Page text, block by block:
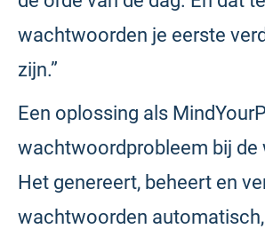
wachtwoorden je eerste
zijn.”
Een oplossing als
wachtwoordprobleem bij de
Het genereert, beheert en
wachtwoorden